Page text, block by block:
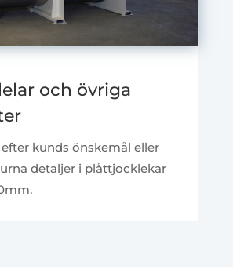
och övriga
kunds önskemål eller
detaljer i plåttjocklekar